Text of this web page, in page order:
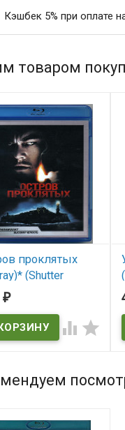
Кэшбек 5% при оплате
товаром
проклятых
(Shutter
Island
₽
 